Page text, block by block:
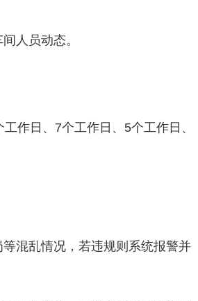
人员动态。
作日、7个工作日、5个工作日、
混乱情况，若违规则系统报警并